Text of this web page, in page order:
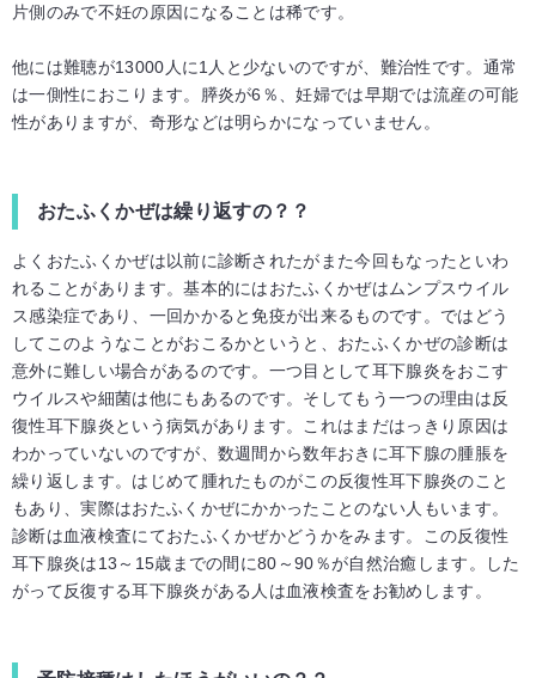
片側のみで不妊の原因になることは稀です。
他には難聴が13000人に1人と少ないのですが、難治性です。通常
は一側性におこります。膵炎が6％、妊婦では早期では流産の可能
性がありますが、奇形などは明らかになっていません。
おたふくかぜは繰り返すの？？
よくおたふくかぜは以前に診断されたがまた今回もなったといわ
れることがあります。基本的にはおたふくかぜはムンプスウイル
ス感染症であり、一回かかると免疫が出来るものです。ではどう
してこのようなことがおこるかというと、おたふくかぜの診断は
意外に難しい場合があるのです。一つ目として耳下腺炎をおこす
ウイルスや細菌は他にもあるのです。そしてもう一つの理由は反
復性耳下腺炎という病気があります。これはまだはっきり原因は
わかっていないのですが、数週間から数年おきに耳下腺の腫脹を
繰り返します。はじめて腫れたものがこの反復性耳下腺炎のこと
もあり、実際はおたふくかぜにかかったことのない人もいます。
診断は血液検査にておたふくかぜかどうかをみます。この反復性
耳下腺炎は13～15歳までの間に80～90％が自然治癒します。した
がって反復する耳下腺炎がある人は血液検査をお勧めします。